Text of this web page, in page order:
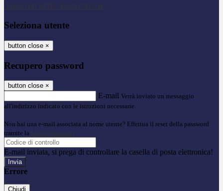
Entra con SPID
Entra con CIE
Seleziona utente
button close ×
Recupero password
button close ×
E-mail Verrà inviato un messaggio
all'indirizzo indicato con le istruzioni necessarie.
Non hai una e-mail associata al nome utente? Effettua il reset della password
tramite la Login Spaggiari
E-mail inviata, si prega di controllare la casella di posta elettronica!
Errore
Chiudi